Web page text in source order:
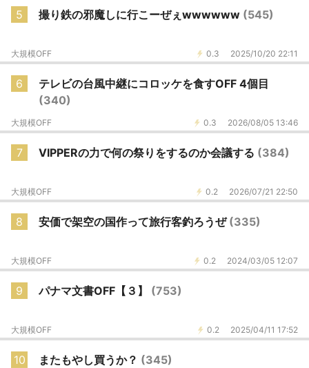
5 撮り鉄の邪魔しに行こーぜぇwwwwww (545)
0.3 2025/10/20 22:11
大規模OFF
6
テレビの台風中継にコロッケを食すOFF 4個目
(340)
0.3 2026/08/05 13:46
大規模OFF
7 VIPPERの力で何の祭りをするのか会議する (384)
0.2 2026/07/21 22:50
大規模OFF
8 安価で架空の国作って旅行客釣ろうぜ(335)
0.2 2024/03/05 12:07
大規模OFF
9 パナマ文書OFF【３】 (753)
0.2 2025/04/11 17:52
大規模OFF
10 またもやし買うか？ (345)